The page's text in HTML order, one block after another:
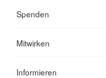
Spenden
Mitwirken
Informieren